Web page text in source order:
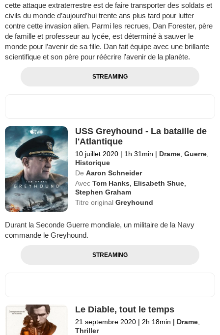
cette attaque extraterrestre est de faire transporter des soldats et
civils du monde d’aujourd’hui trente ans plus tard pour lutter
contre cette invasion alien. Parmi les recrues, Dan Forester, père
de famille et professeur au lycée, est déterminé à sauver le
monde pour l’avenir de sa fille. Dan fait équipe avec une brillante
scientifique et son père pour réécrire l’avenir de la planète.
STREAMING
USS Greyhound - La bataille de
l'Atlantique
10 juillet 2020 | 1h 31min | Drame ,Guerre
Historique
De Aaron Schneider
Avec Tom Hanks Elisabeth Shue
Stephen Graham
Titre originalGreyhound
Durant la Seconde Guerre mondiale, un militaire de la Navy
commande le Greyhound.
STREAMING
Le Diable, tout le temps
21 septembre 2020 | 2h 18min | Drame
Thriller